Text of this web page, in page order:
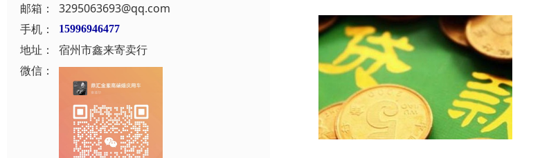
邮箱：
3295063693@qq.com
手机：
15996946477
地址：
宿州市鑫来寄卖行
微信：